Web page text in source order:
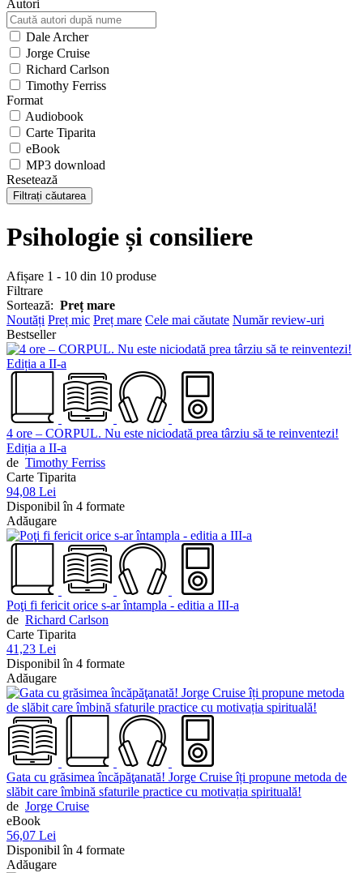
Autori
Dale Archer
Jorge Cruise
Richard Carlson
Timothy Ferriss
Format
Audiobook
Carte Tiparita
eBook
MP3 download
Resetează
Filtrați căutarea
Psihologie și consiliere
Afișare 1 - 10 din 10 produse
Filtrare
Sortează: Preț mare
Noutăți Preț mic Preț mare Cele mai căutate Număr review-uri
Bestseller
4 ore – CORPUL. Nu este niciodată prea târziu să te reinventezi!
Ediția a II-a
de Timothy Ferriss
Carte Tiparita
94,08 Lei
Disponibil în 4 formate
Adăugare
Poţi fi fericit orice s-ar întampla - editia a III-a
de Richard Carlson
Carte Tiparita
41,23 Lei
Disponibil în 4 formate
Adăugare
Gata cu grăsimea încăpăţanată! Jorge Cruise îți propune metoda de
slăbit care îmbină sfaturile practice cu motivația spirituală!
de Jorge Cruise
eBook
56,07 Lei
Disponibil în 4 formate
Adăugare